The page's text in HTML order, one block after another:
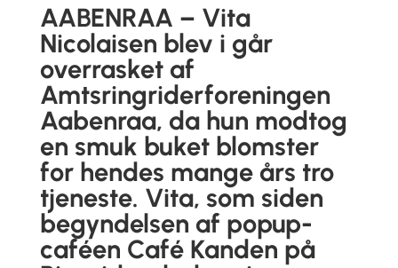
AABENRAA – Vita
Nicolaisen blev i går
overrasket af
Amtsringriderforeningen
Aabenraa, da hun modtog
en smuk buket blomster
for hendes mange års tro
tjeneste. Vita, som siden
begyndelsen af popup-
caféen Café Kanden på